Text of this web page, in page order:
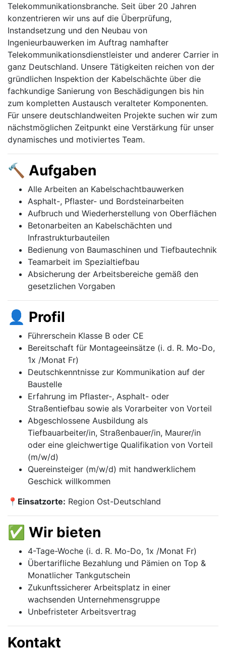
Telekommunikationsbranche. Seit über 20 Jahren
konzentrieren wir uns auf die Überprüfung,
Instandsetzung und den Neubau von
Ingenieurbauwerken im Auftrag namhafter
Telekommunikationsdienstleister und anderer Carrier in
ganz Deutschland. Unsere Tätigkeiten reichen von der
gründlichen Inspektion der Kabelschächte über die
fachkundige Sanierung von Beschädigungen bis hin
zum kompletten Austausch veralteter Komponenten.
Für unsere deutschlandweiten Projekte suchen wir zum
nächstmöglichen Zeitpunkt eine Verstärkung für unser
dynamisches und motiviertes Team.
🔨 Aufgaben
Alle Arbeiten an Kabelschachtbauwerken
Asphalt-, Pflaster- und Bordsteinarbeiten
Aufbruch und Wiederherstellung von Oberflächen
Betonarbeiten an Kabelschächten und
Infrastrukturbauteilen
Bedienung von Baumaschinen und Tiefbautechnik
Teamarbeit im Spezialtiefbau
Absicherung der Arbeitsbereiche gemäß den
gesetzlichen Vorgaben
👤 Profil
Führerschein Klasse B oder CE
Bereitschaft für Montageeinsätze (i. d. R. Mo-Do,
1x /Monat Fr)
Deutschkenntnisse zur Kommunikation auf der
Baustelle
Erfahrung im Pflaster-, Asphalt- oder
Straßentiefbau sowie als Vorarbeiter von Vorteil
Abgeschlossene Ausbildung als
Tiefbauarbeiter/in, Straßenbauer/in, Maurer/in
oder eine gleichwertige Qualifikation von Vorteil
(m⁠/⁠w⁠/⁠d)
Quereinsteiger (m⁠/⁠w⁠/⁠d) mit handwerklichem
Geschick willkommen
📍 Einsatzorte: Region Ost-Deutschland
✅ Wir bieten
4-Tage-Woche (i. d. R. Mo-Do, 1x /Monat Fr)
Übertarifliche Bezahlung und Pämien on Top &
Monatlicher Tankgutschein
Zukunftssicherer Arbeitsplatz in einer
wachsenden Unternehmensgruppe
Unbefristeter Arbeitsvertrag
Kontakt